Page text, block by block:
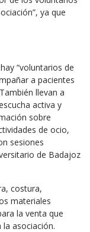
ya que
“voluntarios de
a pacientes
llevan a
activa y
sobre
de ocio,
sesiones
de Badajoz
costura,
materiales
la venta que
asociación.